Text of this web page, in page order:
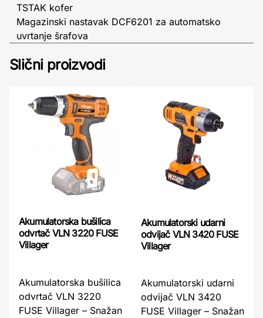
TSTAK kofer
Magazinski nastavak DCF6201 za automatsko
uvrtanje šrafova
Slični proizvodi
Akumulatorska bušilica
odvrtač VLN 3220 FUSE
Villager
Akumulatorska bušilica
odvrtač VLN 3220
FUSE Villager – Snažan
Akumulatorski udarni
odvijač VLN 3420 FUSE
Villager
Akumulatorski udarni
odvijač VLN 3420
FUSE Villager – Snažan